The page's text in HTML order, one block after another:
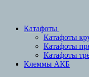
Катафоты
Катафоты
Катафоты
Катафоты
Клеммы АКБ